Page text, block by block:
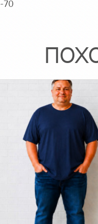
70